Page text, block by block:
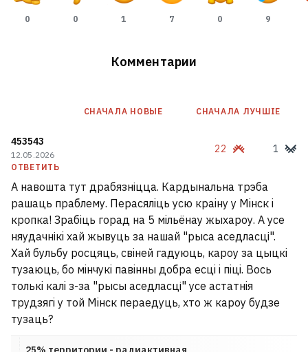
0 0 1 7 0 9
Комментарии
СНАЧАЛА НОВЫE СНАЧАЛА ЛУЧШІЕ
453543
12.05.2026
ОТВЕТИТЬ
22 1
А навошта тут драбязніцца. Кардынальна трэба
рашаць праблему. Перасялiць усю краiну у Мiнск i
кропка! Зрабiць горад на 5 мiльёнау жыхароу. А усе
няудачнікi хай жывуць за нашай "рыса аседласці".
Хай бульбу росцяць, свiней гадуюць, кароу за цыцкi
тузаюць, бо мiнчукi павiнны добра есцi i пiцi. Вось
толькi калi з-за "рысы аседласці" усе астатнiя
трудзягi у той Мiнск пераедуць, хто ж кароу будзе
тузаць?